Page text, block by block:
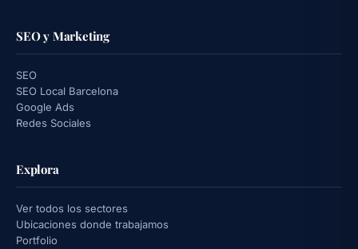
SEO y Marketing
SEO
SEO Local Barcelona
Google Ads
Redes Sociales
Explora
Ver todos los sectores
Ubicaciones donde trabajamos
Portfolio